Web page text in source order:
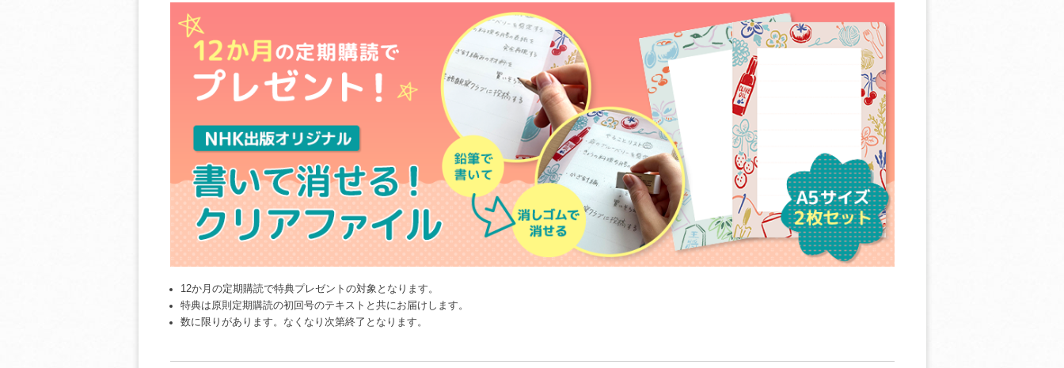
12か月の定期購読で特典プレゼントの対象となります。
特典は原則定期購読の初回号のテキストと共にお届けします。
数に限りがあります。なくなり次第終了となります。